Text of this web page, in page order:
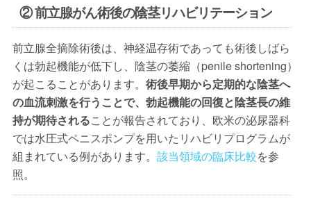
② 前立腺がん術後の陰茎リハビリテーション
前立腺全摘除術後は、神経温存術であっても術後しばら
くは勃起機能が低下し、陰茎の萎縮（penile shortening）
が起こることがあります。術後早期から定期的な陰茎へ
の血流刺激を行うことで、勃起機能の回復と陰茎長の維
持が期待されることが報告されており、欧米の泌尿器科
では水圧式ペニスポンプを用いたリハビリプログラムが
組まれている例があります。該当領域の臨床比較を参
照。